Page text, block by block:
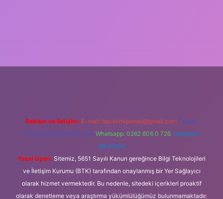
Reklam ve İletişim: E-mail: backlinkpaneli@gmail.com Teams:
forumhizmeti@gmail.com Whatsapp: 0262 606 0 726 Telegram:
@karabul
Yasal Uyarı: Sitemiz, 5651 Sayılı Kanun gereğince Bilgi Teknolojileri
ve İletişim Kurumu (BTK) tarafından onaylanmış bir Yer Sağlayıcı
olarak hizmet vermektedir. Bu nedenle, sitedeki içerikleri proaktif
olarak denetleme veya araştırma yükümlülüğümüz bulunmamaktadır.